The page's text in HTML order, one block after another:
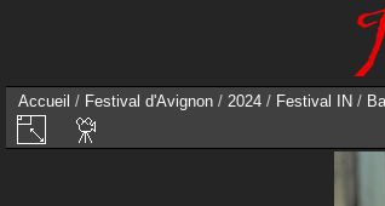
Accueil / Festival d'Avignon / 2024 / Festival IN /